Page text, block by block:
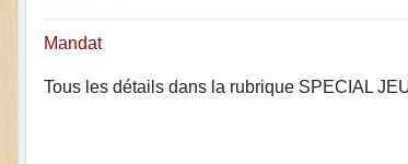
Mandat
Tous les détails dans la rubrique SPECIAL